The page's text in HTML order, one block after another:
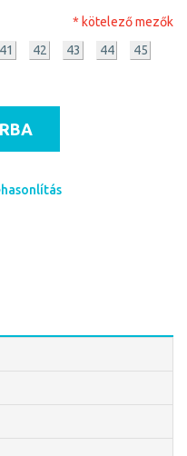
41 42 43 44
45
* kötelező mezők